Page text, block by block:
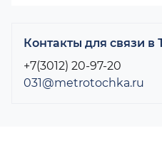
Контакты для связи
+7(3012) 20-97-20
031@metrotochka.ru